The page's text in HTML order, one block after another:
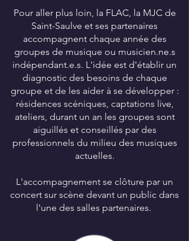
Pour aller plus loin, la FLAC, la MJC de
Saint-Saulve et ses partenaires
accompagnent chaque année des
groupes de musique ou musicien.ne.s
indépendant.e.s. L'idée est d'établir un
diagnostic des besoins de chaque
groupe et de les aider à se développer :
résidences scéniques, captations live,
ateliers, durant un an les groupes sont
aiguillés et conseillés par des
professionnels du milieu des musiques
actuelles.
L'accompagnement se clôture par un
concert sur scène devant un public dans
l'une des salles partenaires.